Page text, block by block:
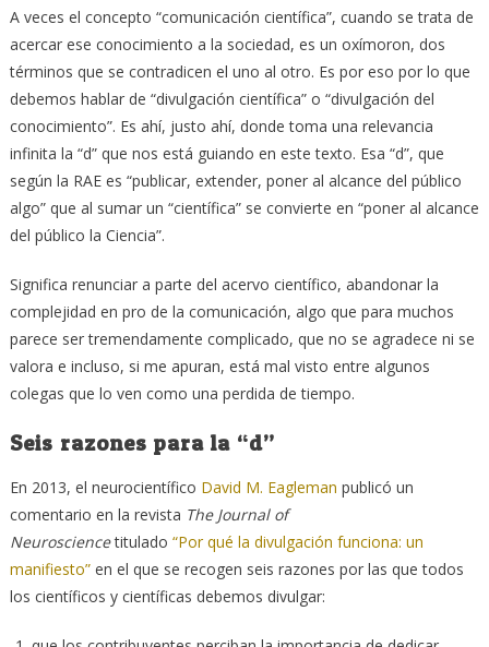
A veces el concepto “comunicación científica”, cuando se trata de
acercar ese conocimiento a la sociedad, es un oxímoron, dos
términos que se contradicen el uno al otro. Es por eso por lo que
debemos hablar de “divulgación científica” o “divulgación del
conocimiento”. Es ahí, justo ahí, donde toma una relevancia
infinita la “d” que nos está guiando en este texto. Esa “d”, que
según la RAE es “publicar, extender, poner al alcance del público
algo” que al sumar un “científica” se convierte en “poner al alcance
del público la Ciencia”.
Significa renunciar a parte del acervo científico, abandonar la
complejidad en pro de la comunicación, algo que para muchos
parece ser tremendamente complicado, que no se agradece ni se
valora e incluso, si me apuran, está mal visto entre algunos
colegas que lo ven como una perdida de tiempo.
Seis razones para la “d”
En 2013, el neurocientífico David M. Eagleman publicó un
comentario en la revista The Journal of
Neurosciencetitulado “Por qué la divulgación funciona: un
manifiesto”en el que se recogen seis razones por las que todos
los científicos y científicas debemos divulgar: